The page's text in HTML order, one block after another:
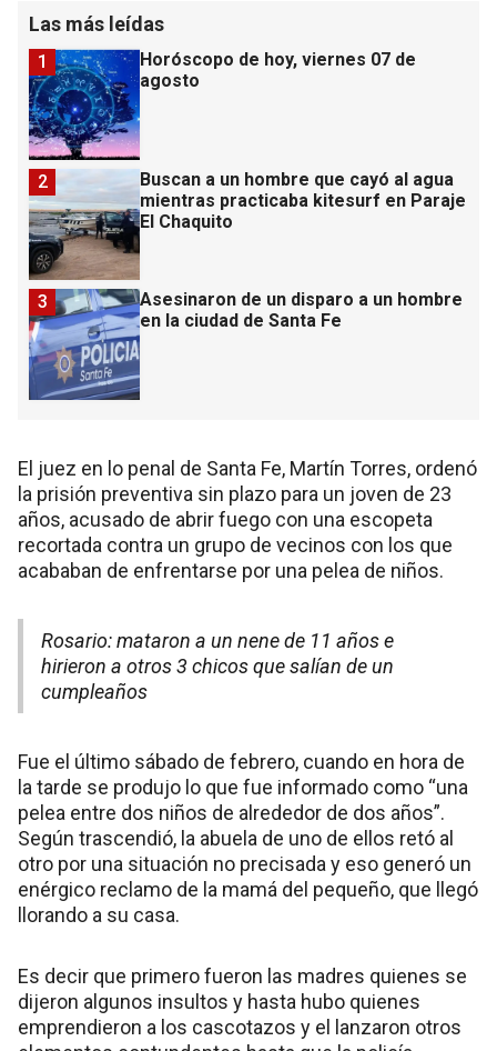
Las más leídas
Horóscopo de hoy, viernes 07 de
agosto
1
Buscan a un hombre que cayó al agua
mientras practicaba kitesurf en Paraje
El Chaquito
2
Asesinaron de un disparo a un hombre
en la ciudad de Santa Fe
3
El juez en lo penal de Santa Fe, Martín Torres, ordenó
la prisión preventiva sin plazo para un joven de 23
años, acusado de abrir fuego con una escopeta
recortada contra un grupo de vecinos con los que
acababan de enfrentarse por una pelea de niños.
Rosario: mataron a un nene de 11 años e
hirieron a otros 3 chicos que salían de un
cumpleaños
Fue el último sábado de febrero, cuando en hora de
la tarde se produjo lo que fue informado como “una
pelea entre dos niños de alrededor de dos años”.
Según trascendió, la abuela de uno de ellos retó al
otro por una situación no precisada y eso generó un
enérgico reclamo de la mamá del pequeño, que llegó
llorando a su casa.
Es decir que primero fueron las madres quienes se
dijeron algunos insultos y hasta hubo quienes
emprendieron a los cascotazos y el lanzaron otros